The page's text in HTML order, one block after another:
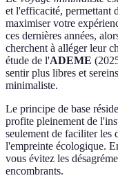
et l'efficacité, permettant
maximiser votre
ces dernières années,
cherchent à alléger leur
étude de l'ADEME
sentir plus libres et
minimaliste.
Le principe de base
profite pleinement de
seulement de faciliter les
l'empreinte écologique.
vous évitez les
encombrants.